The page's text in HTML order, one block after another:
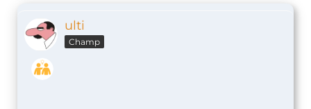
bekomme keine Verbindung mehr zur Klingel. Die
weiße LED glüht in Dauerschleife und das Koppeln
in HomeKit schlägt fehl. Habe mittlerweile ca. 10
Resets durchgeführt.
ulti
Champ